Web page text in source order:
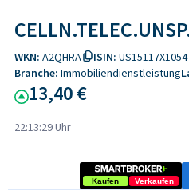
WKN: A2QHRA ISIN: US15117X1054
Branche: Immobiliendienstleistung
13,40 €
22:13:29 Uhr
Kaufen Verkaufen